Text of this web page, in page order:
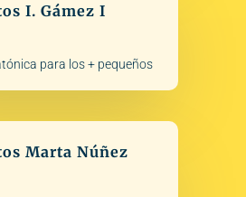
I. Gámez I
para los + pequeños
Marta Núñez